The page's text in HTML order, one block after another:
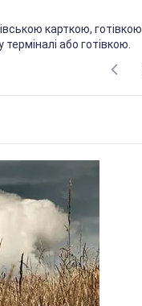
карткою, готівкою
або готівкою.